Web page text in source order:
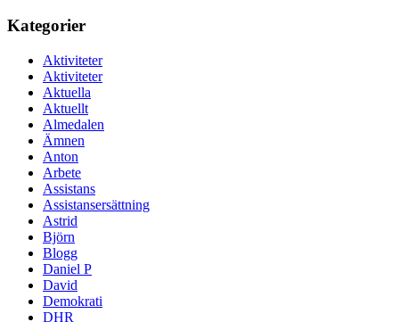
Kategorier
Aktiviteter
Aktiviteter
Aktuella
Aktuellt
Almedalen
Ämnen
Anton
Arbete
Assistans
Assistansersättning
Astrid
Björn
Blogg
Daniel P
David
Demokrati
DHR